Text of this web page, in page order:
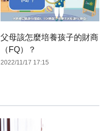
父母該怎麼培養孩子的財商
（FQ）？
2022/11/17 17:15